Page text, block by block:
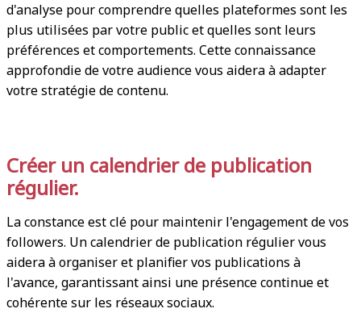
d'analyse pour comprendre quelles plateformes sont les
plus utilisées par votre public et quelles sont leurs
préférences et comportements. Cette connaissance
approfondie de votre audience vous aidera à adapter
votre stratégie de contenu.
Créer un calendrier de publication
régulier.
La constance est clé pour maintenir l'engagement de vos
followers. Un calendrier de publication régulier vous
aidera à organiser et planifier vos publications à
l'avance, garantissant ainsi une présence continue et
cohérente sur les réseaux sociaux.